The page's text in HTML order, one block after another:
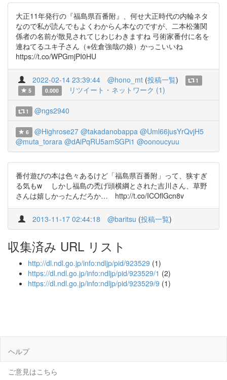
大正11年発行の『福島県百番附』、何せ大正時代の内輪ネタ
なので私が読んでもよくわからん本なのですが、二本松藩関
係者の名前が散見されてじわじわきますね 弓術家番付に名を
連ねてるユキ子さん（※佐倉強哉の娘）かっこいいね
https://t.co/WPGmjPI0HU
2022-02-14 23:39:44 @hono_mt (投稿一覧)
1
5
0.000 リツイート・ネットワーク (1)
1 @ngs2940
6 @Highrose27 @takadanobappa @Uml66jusYrQvjH5
@muta_torara @dAiPqRU5amSGPi1 @oonoucyuu
番付遊びの本は色々あるけど「福島県百番附」って、狭すぎ
る気もw しかし福島の禿げ頭横綱とされた吉川さん、草野
さんは嬉しかったんだろか… http://t.co/ICOflGcn8v
2013-11-17 02:44:18 @baritsu (投稿一覧)
収集済み URL リスト
http://dl.ndl.go.jp/info:ndljp/pid/923529 (1)
https://dl.ndl.go.jp/info:ndljp/pid/923529/1 (2)
https://dl.ndl.go.jp/info:ndljp/pid/923529/9 (1)
ヘルプ
ご意見はこちら